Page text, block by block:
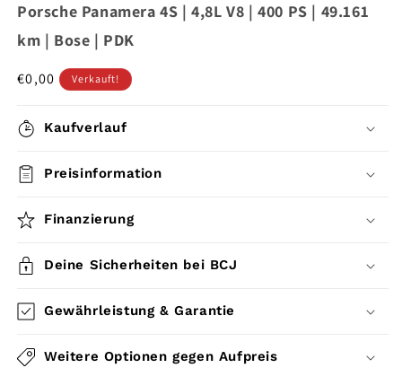
Porsche Panamera 4S | 4,8L V8 | 400 PS | 49.161
km | Bose | PDK
Normaler
€0,00 Verkauft!
Kaufverlauf
Preisinformation
Finanzierung
Deine Sicherheiten bei BCJ
Gewährleistung & Garantie
Weitere Optionen gegen Aufpreis